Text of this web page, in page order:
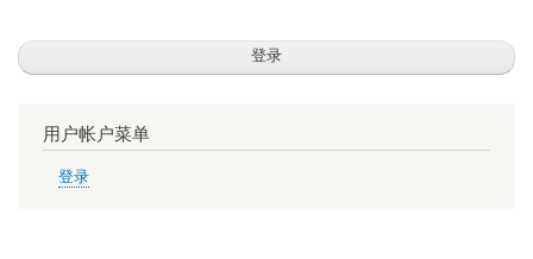
用户帐户菜单
登录